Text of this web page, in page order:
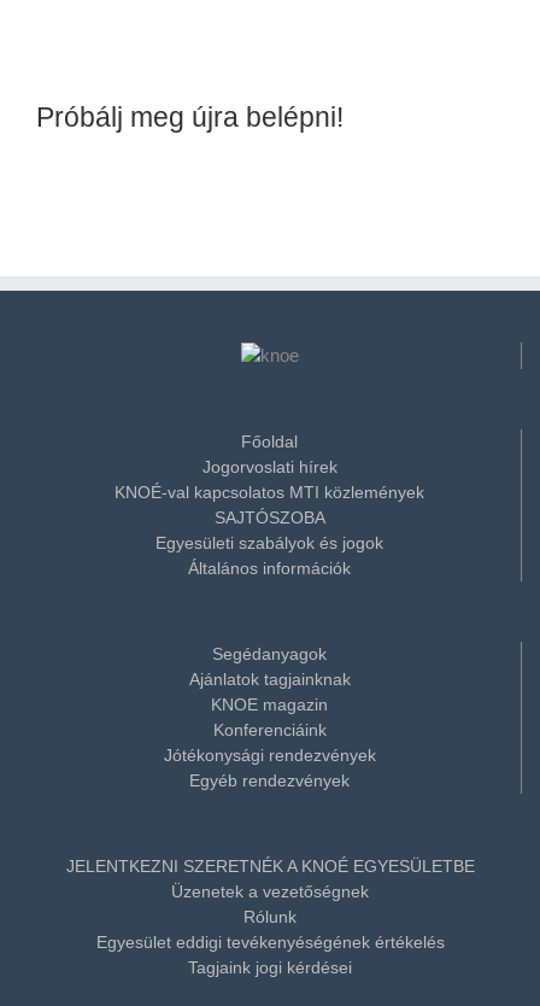
Próbálj meg újra belépni!
Főoldal
Jogorvoslati hírek
KNOÉ-val kapcsolatos MTI közlemények
SAJTÓSZOBA
Egyesületi szabályok és jogok
Általános információk
Segédanyagok
Ajánlatok tagjainknak
KNOE magazin
Konferenciáink
Jótékonysági rendezvények
Egyéb rendezvények
JELENTKEZNI SZERETNÉK A KNOÉ EGYESÜLETBE
Üzenetek a vezetőségnek
Rólunk
Egyesület eddigi tevékenyéségének értékelés
Tagjaink jogi kérdései